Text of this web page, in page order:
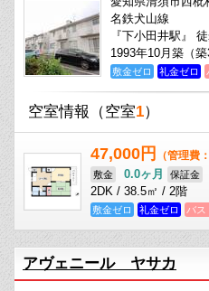
名鉄犬山線
『下小田井駅』
1993年10月築（
敷金ゼロ 礼金ゼロ
空室情報 （空室1）
47,000円 （管理費
敷金 0.0ヶ月 保証金
2DK / 38.5㎡ / 2階
敷金ゼロ 礼金ゼロ バス
アヴェニール ヤサカ